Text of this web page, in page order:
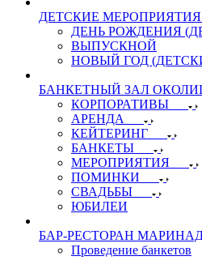
ДЕТСКИЕ МЕРОПРИЯТИЯ
ДЕНЬ РОЖДЕНИЯ
ВЫПУСКНОЙ
НОВЫЙ ГОД
БАНКЕТНЫЙ ЗАЛ
КОРПОРАТИВЫ
АРЕНДА
КЕЙТЕРИНГ
БАНКЕТЫ
МЕРОПРИЯТИЯ
ПОМИНКИ
СВАДЬБЫ
ЮБИЛЕИ
БАР-РЕСТОРАН
Проведение банкетов